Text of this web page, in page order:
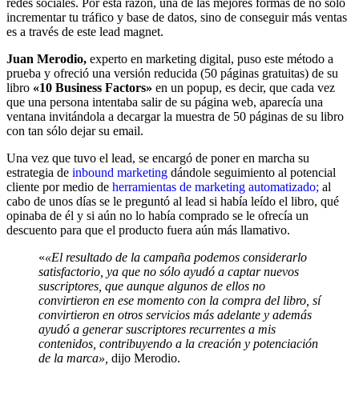
incrementar tu tráfico y base de datos, sino de conseguir más ventas
es a través de este lead magnet.
Juan Merodio, experto en marketing digital, puso este método a
prueba y ofreció una versión reducida (50 páginas gratuitas) de su
libro «10 Business Factors» en un popup, es decir, que cada vez
que una persona intentaba salir de su página web, aparecía una
ventana invitándola a decargar la muestra de 50 páginas de su libro
con tan sólo dejar su email.
Una vez que tuvo el lead, se encargó de poner en marcha su
estrategia de inbound marketing dándole seguimiento al potencial
cliente por medio de herramientas de marketing automatizado; al
cabo de unos días se le preguntó al lead si había leído el libro, qué
opinaba de él y si aún no lo había comprado se le ofrecía un
descuento para que el producto fuera aún más llamativo.
««El resultado de la campaña podemos considerarlo
satisfactorio, ya que no sólo ayudó a captar nuevos
suscriptores, que aunque algunos de ellos no
convirtieron en ese momento con la compra del libro, sí
convirtieron en otros servicios más adelante y además
ayudó a generar suscriptores recurrentes a mis
contenidos, contribuyendo a la creación y potenciación
de la marca», dijo Merodio.